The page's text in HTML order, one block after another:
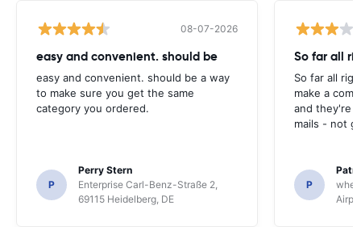
08-07-2026
easy and convenient. should be
easy and convenient. should be a way
to make sure you get the same
category you ordered.
P
Perry Stern
Enterprise Carl-Benz-Straße 2,
69115 Heidelberg, DE
So far all
So far all
make a
and they're
mails - not
P